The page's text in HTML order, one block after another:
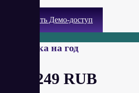
Получить Демо-доступ
Подписка на год
от 2 249 RUB